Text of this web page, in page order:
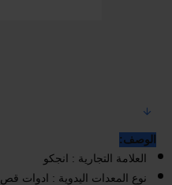
الوصف:
العلامة التجارية : انجكو
نوع المعدات اليدوية : ادوات قص